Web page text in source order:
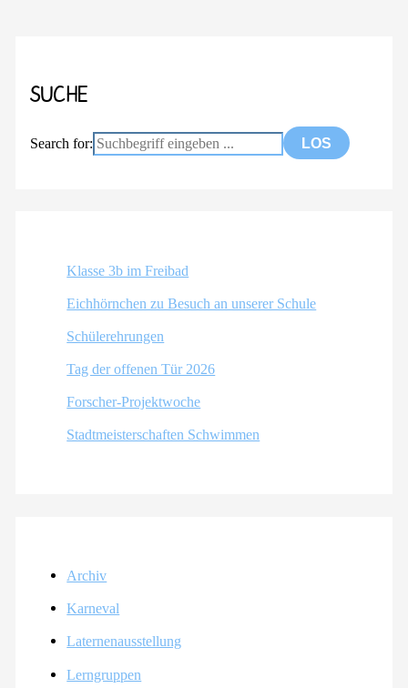
SUCHE
Search for:
Klasse 3b im Freibad
Eichhörnchen zu Besuch an unserer Schule
Schülerehrungen
Tag der offenen Tür 2026
Forscher-Projektwoche
Stadtmeisterschaften Schwimmen
Archiv
Karneval
Laternenausstellung
Lerngruppen